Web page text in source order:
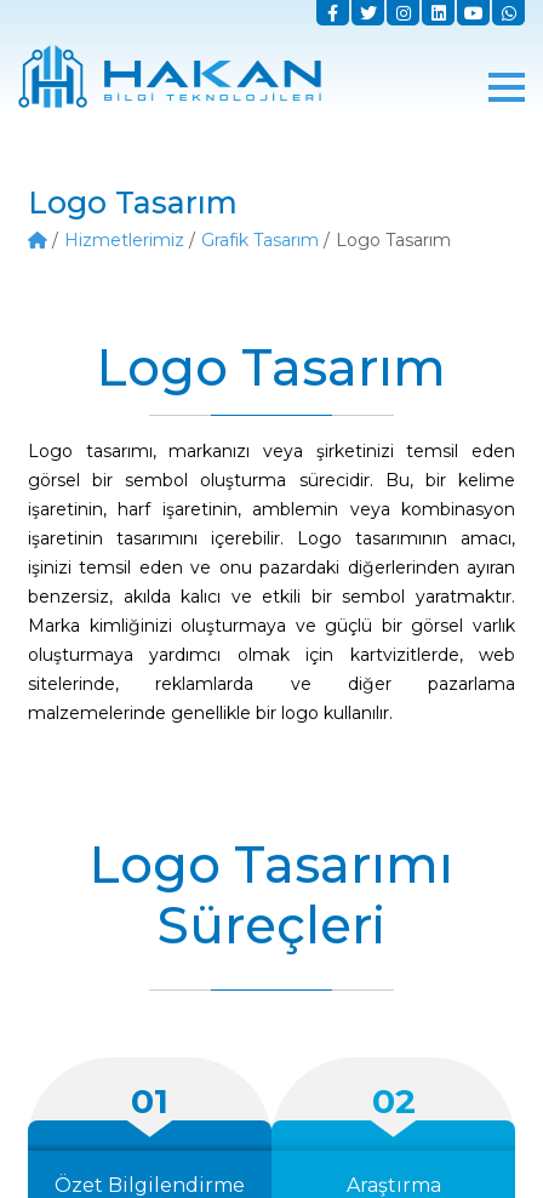
Logo Tasarım
Hizmetlerimiz Grafik Tasarım Logo Tasarım
Logo Tasarım
Logo tasarımı, markanızı veya şirketinizi temsil eden
görsel bir sembol oluşturma sürecidir. Bu, bir kelime
işaretinin, harf işaretinin, amblemin veya kombinasyon
işaretinin tasarımını içerebilir. Logo tasarımının amacı,
işinizi temsil eden ve onu pazardaki diğerlerinden ayıran
benzersiz, akılda kalıcı ve etkili bir sembol yaratmaktır.
Marka kimliğinizi oluşturmaya ve güçlü bir görsel varlık
oluşturmaya yardımcı olmak için kartvizitlerde, web
sitelerinde, reklamlarda ve diğer pazarlama
malzemelerinde genellikle bir logo kullanılır.
Logo Tasarımı
Süreçleri
01
Özet Bilgilendirme
02
Araştırma